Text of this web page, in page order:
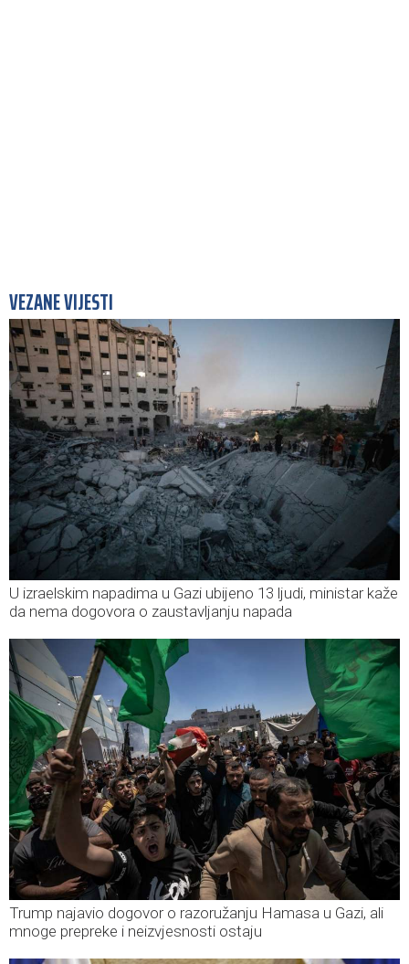
VEZANE VIJESTI
U izraelskim napadima u Gazi ubijeno 13 ljudi, ministar kaže
da nema dogovora o zaustavljanju napada
Trump najavio dogovor o razoružanju Hamasa u Gazi, ali
mnoge prepreke i neizvjesnosti ostaju